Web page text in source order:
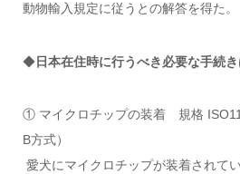
動物輸入規定に従うとの解答を得た。
◆日本在住時に行うべき必要な手続き
① マイクロチップの装着 規格
B方式）
愛犬にマイクロチップが装着されて